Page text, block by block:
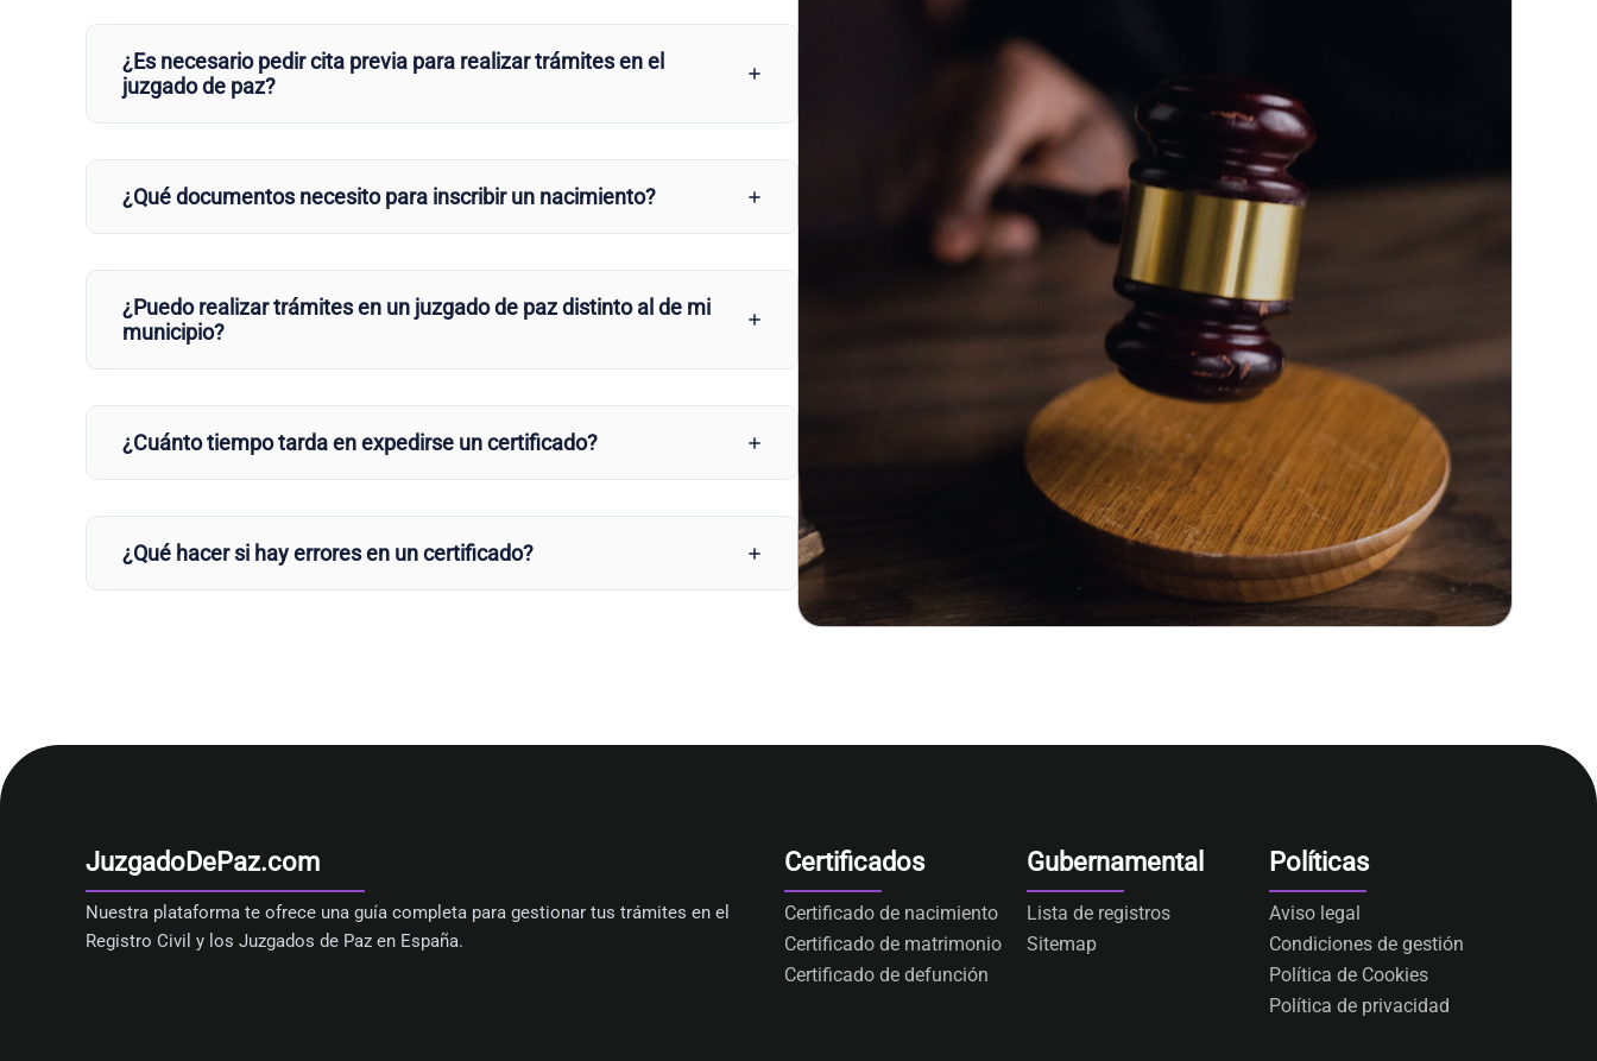
¿Es necesario pedir cita previa para realizar trámites en el
juzgado de paz?
¿Qué documentos necesito para inscribir un nacimiento?
¿Puedo realizar trámites en un juzgado de paz distinto al de mi
municipio?
¿Cuánto tiempo tarda en expedirse un certificado?
¿Qué hacer si hay errores en un certificado?
JuzgadoDePaz.com
Nuestra plataforma te ofrece una guía completa para gestionar tus trámites en el
Registro Civil y los Juzgados de Paz en España.
Certificados
Certificado de nacimiento
Certificado de matrimonio
Certificado de defunción
Gubernamental
Lista de registros
Sitemap
Políticas
Aviso legal
Condiciones de gestión
Política de Cookies
Política de privacidad